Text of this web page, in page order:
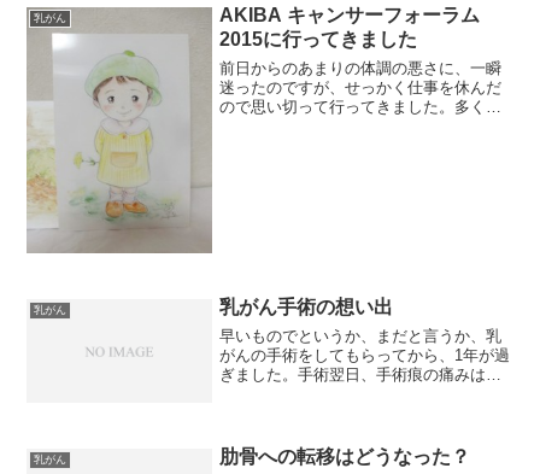
乳腺術後。局所再...
乳がん
AKIBA キャンサーフォーラム
2015に行ってきました
前日からのあまりの体調の悪さに、一瞬
迷ったのですが、せっかく仕事を休んだ
ので思い切って行ってきました。多くの
乳がん 乳がん手術の想い出
早いものでというか、まだと言うか、乳
がんの手術をしてもらってから、1年が過
ぎました。手術翌日、手術痕の痛みはな
たのですが、手術後、何...
乳がん 肋骨への転移はどうなった？